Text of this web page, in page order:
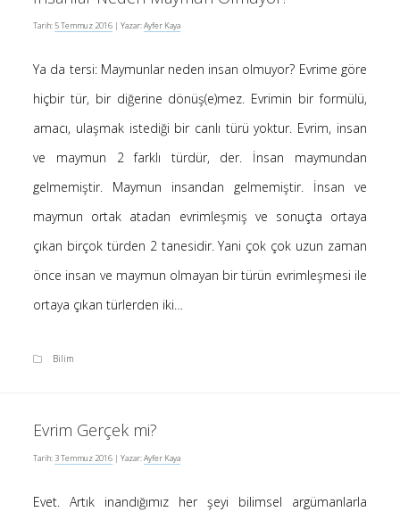
Bilim(8)
Bilişim (4)
Linux (4)
Düşünce Yazıları(19)
Film Tavsiyesi(52)
Kendime Düşünceler(4)
Kitap Tavsiyesi(47)
gerçek, seni özgür kılacak.
Tarih: 5 Temmuz 2016 | Yazar:Ayfer Kaya
Ya da tersi: Maymunlar neden insan olmuyor? Evrime göre
hiçbir tür, bir diğerine dönüş(e)mez. Evrimin bir formülü,
amacı, ulaşmak istediği bir canlı türü yoktur. Evrim, insan
ve maymun 2 farklı türdür, der. İnsan maymundan
gelmemiştir. Maymun insandan gelmemiştir. İnsan ve
maymun ortak atadan evrimleşmiş ve sonuçta ortaya
çıkan birçok türden 2 tanesidir. Yani çok çok uzun zaman
önce insan ve maymun olmayan bir türün evrimleşmesi ile
ortaya çıkan türlerden iki…
Bilim
Evrim Gerçek mi?
Tarih: 3 Temmuz 2016 | Yazar:Ayfer Kaya
Evet. Artık inandığımız her şeyi bilimsel argümanlarla